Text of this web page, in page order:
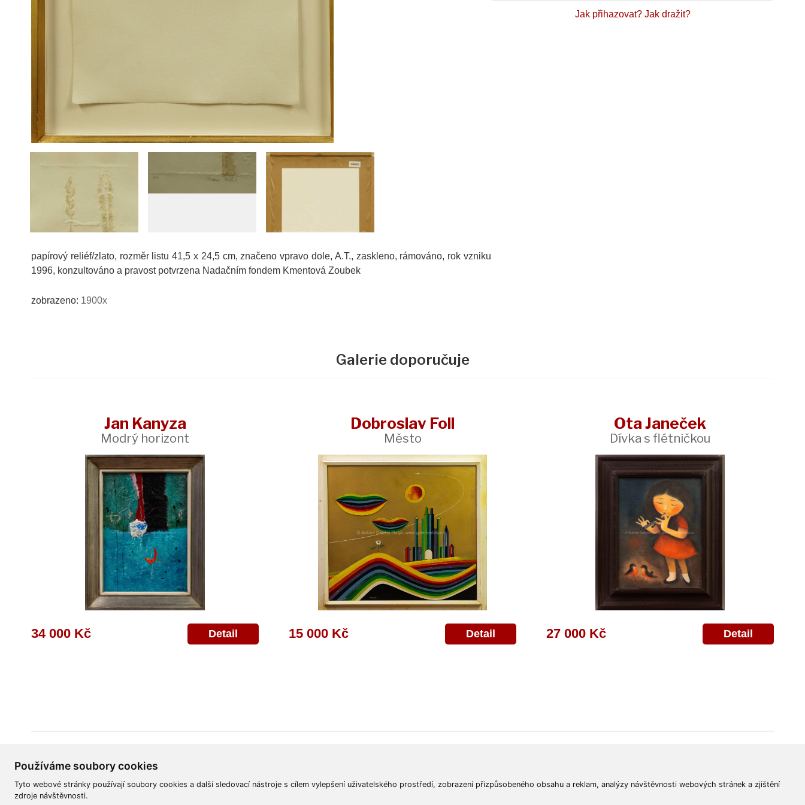
Používáme soubory cookies
Tyto webové stránky používají soubory cookies a další sledovací nástroje s cílem vylepšení uživatelského prostředí, zobrazení přizpůsobeného obsahu a reklam, analýzy návštěvnosti webových stránek a zjištění
zdroje návštěvnosti.
papírový reliéf/zlato, rozměr listu 41,5 x 24,5 cm, značeno vpravo dole, A.T., zaskleno, rámováno, rok vzniku
1996, konzultováno a pravost potvrzena Nadačním fondem Kmentová Zoubek
zobrazeno: 1900x
Jak přihazovat? Jak dražit?
Galerie doporučuje
Jan Kanyza
Modrý horizont
34 000 Kč Detail
Dobroslav Foll
Město
15 000 Kč Detail
Ota Janeček
Dívka s flétničkou
27 000 Kč Detail